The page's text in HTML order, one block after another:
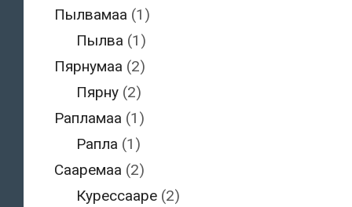
Пылвамаа (1)
Пылва (1)
Пярнумаа (2)
Пярну (2)
Рапламаа (1)
Рапла (1)
Сааремаа (2)
Курессааре (2)